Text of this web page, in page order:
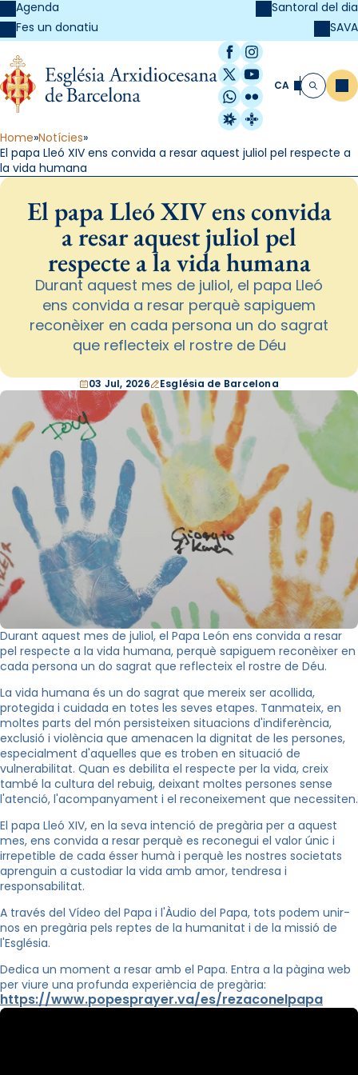
Agenda
Fes un donatiu
Santoral del dia
SAVA
Facebook
Instagram
X / Twitter
YouTube
WhatsApp
Flickr
Radio Estel
Catalunya
CA Cerca
Home Notícies
El papa Lleó XIV ens convida a resar aquest juliol pel respecte a
la vida humana
El papa Lleó XIV ens convida
a resar aquest juliol pel
respecte a la vida humana
Durant aquest mes de juliol, el papa Lleó
ens convida a resar perquè sapiguem
reconèixer en cada persona un do sagrat
que reflecteix el rostre de Déu
03 Jul, 2026 Església de Barcelona
Durant aquest mes de juliol, el Papa León ens convida a resar
pel respecte a la vida humana, perquè sapiguem reconèixer en
cada persona un do sagrat que reflecteix el rostre de Déu.
La vida humana és un do sagrat que mereix ser acollida,
protegida i cuidada en totes les seves etapes. Tanmateix, en
moltes parts del món persisteixen situacions d'indiferència,
exclusió i violència que amenacen la dignitat de les persones,
especialment d'aquelles que es troben en situació de
vulnerabilitat. Quan es debilita el respecte per la vida, creix
també la cultura del rebuig, deixant moltes persones sense
l'atenció, l'acompanyament i el reconeixement que necessiten.
El papa Lleó XIV, en la seva intenció de pregària per a aquest
mes, ens convida a resar perquè es reconegui el valor únic i
irrepetible de cada ésser humà i perquè les nostres societats
aprenguin a custodiar la vida amb amor, tendresa i
responsabilitat.
A través del Vídeo del Papa i l'Àudio del Papa, tots podem unir-
nos en pregària pels reptes de la humanitat i de la missió de
l'Església.
Dedica un moment a resar amb el Papa. Entra a la pàgina web
per viure una profunda experiència de pregària:
https://www.popesprayer.va/es/rezaconelpapa